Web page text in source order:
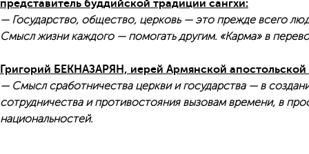
представитель буддийской традиции сангхи:
— Государство, общество, церковь — это прежде всего
Смысл жизни каждого — помогать другим. «Карма» в
Григорий БЕКНАЗАРЯН, иерей Армянской апостольской
— Смысл сработничества церкви и государства — в
сотрудничества и противостояния вызовам времени, в
национальностей.